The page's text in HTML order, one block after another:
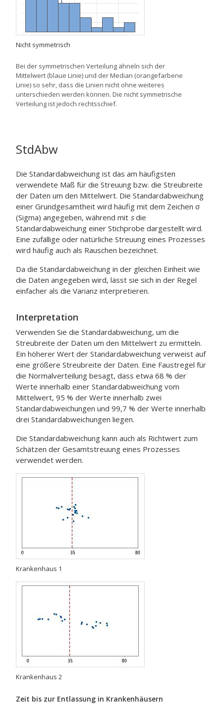
Nicht symmetrisch
Bei der symmetrischen Verteilung ähneln sich der
Mittelwert (blaue Linie) und der Median (orangefarbene
Linie) so sehr, dass die Linien nicht ohne weiteres
unterschieden werden können. Die nicht symmetrische
Verteilung ist jedoch rechtsschief.
StdAbw
Die Standardabweichung ist das am häufigsten
verwendete Maß für die Streuung bzw. die Streubreite
der Daten um den Mittelwert. Die Standardabweichung
einer Grundgesamtheit wird häufig mit dem Zeichen σ
(Sigma) angegeben, während mit sdie
Standardabweichung einer Stichprobe dargestellt wird.
Eine zufällige oder natürliche Streuung eines Prozesses
wird häufig auch als Rauschen bezeichnet.
Da die Standardabweichung in der gleichen Einheit wie
die Daten angegeben wird, lässt sie sich in der Regel
einfacher als die Varianz interpretieren.
Interpretation
Verwenden Sie die Standardabweichung, um die
Streubreite der Daten um den Mittelwert zu ermitteln.
Ein höherer Wert der Standardabweichung verweist auf
eine größere Streubreite der Daten. Eine Faustregel für
die Normalverteilung besagt, dass etwa 68 % der
Werte innerhalb einer Standardabweichung vom
Mittelwert, 95 % der Werte innerhalb zwei
Standardabweichungen und 99,7 % der Werte innerhalb
drei Standardabweichungen liegen.
Die Standardabweichung kann auch als Richtwert zum
Schätzen der Gesamtstreuung eines Prozesses
verwendet werden.
Krankenhaus 1
Krankenhaus 2
Zeit bis zur Entlassung in Krankenhäusern